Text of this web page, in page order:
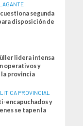
segunda
disposición de
lidera intensa
operativos y
provincia
PROVINCIAL
encapuchados y
se tapen la